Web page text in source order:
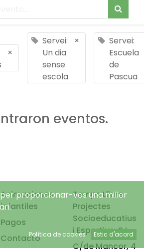
×
Servei:
Un dia
sense
escola
×
Servei:
Escuela
de
Pascua
eventos.
Animaciones
infantiles
Pagos
Contacto
Temps Lliure
Projectes
Socioeducatius
i Esportius, S.L.
C/de Mancor, 4
proporcionar-vos una millor
Política de cookies Estic d'acord